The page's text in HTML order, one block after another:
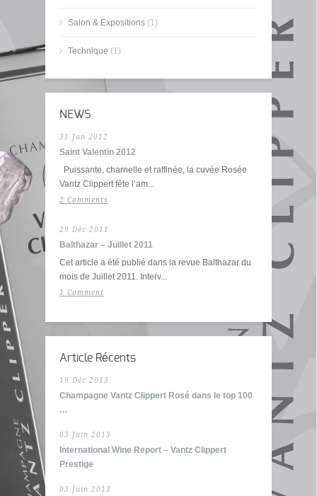
Salon & Expositions (1)
Technique (1)
NEWS
31 Jan 2012
Saint Valentin 2012
Puissante, charnelle et raffinée, la cuvée Rosée
Vantz Clippert fête l’am...
2 Comments
29 Déc 2011
Balthazar – Juillet 2011
Cet article a été publié dans la revue Balthazar du
mois de Juillet 2011. Interv...
1 Comment
Article Récents
19 Déc 2013
Champagne Vantz Clippert Rosé dans le top 100
…
03 Juin 2013
International Wine Report – Vantz Clippert
Prestige
03 Juin 2013